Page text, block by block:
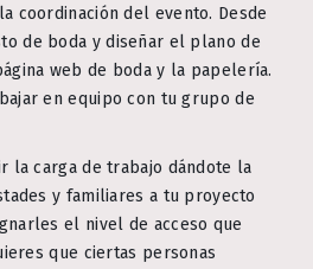
coordinación del evento. Desde
de boda y diseñar el plano de
web de boda y la papelería.
en equipo con tu grupo de
la carga de trabajo dándote la
y familiares a tu proyecto
el nivel de acceso que
que ciertas personas